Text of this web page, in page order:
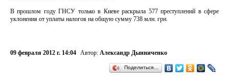
В прошлом году ГНСУ только в Киеве раскрыла 577 преступлений в сфере
уклонения от уплаты налогов на общую сумму 738 млн. грн.
09 февраля 2012 г. 14:04 Автор: Александр Дынниченко
Поделиться…